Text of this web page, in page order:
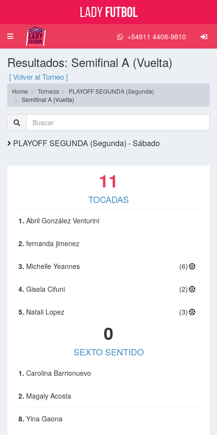
Lady Futbol
Toggle
navigation
+54911 4408-9810
Resultados: Semifinal A (Vuelta)
[ Volver al Torneo ]
Home Torneos
PLAYOFF SEGUNDA (Segunda)
Semifinal A (Vuelta)
PLAYOFF SEGUNDA (Segunda) - Sábado
11
TOCADAS
1. Abril González Venturini
2. fernanda jimenez
3. Michelle Yeannes (6)
4. Gisela Cifuni (2)
5. Natali Lopez (3)
0
SEXTO SENTIDO
1. Carolina Barrionuevo
2. Magaly Acosta
8. Yina Gaona